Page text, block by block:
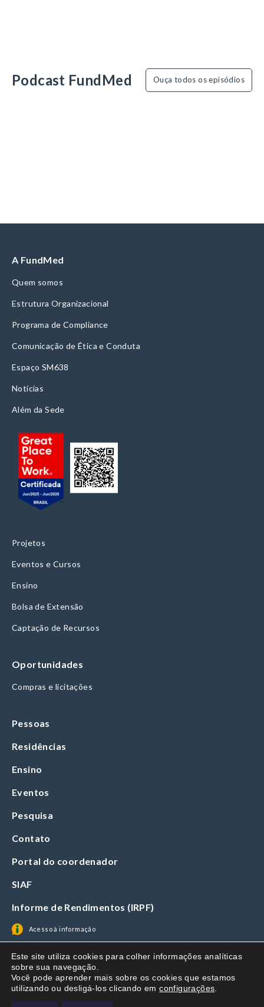
Podcast FundMed Ouça todos os episódios
A FundMed
Quem somos
Estrutura Organizacional
Programa de Compliance
Comunicação de Ética e Conduta
Espaço SM638
Notícias
Além da Sede
Projetos
Eventos e Cursos
Ensino
Bolsa de Extensão
Captação de Recursos
Oportunidades
Compras e licitações
Pessoas
Residências
Ensino
Eventos
Pesquisa
Contato
Portal do coordenador
SIAF
Informe de Rendimentos (IRPF)
Acesso à informação
Este site utiliza cookies para colher informações analíticas
sobre sua navegação.
Você pode aprender mais sobre os cookies que estamos
utilizando ou desligá-los clicando emconfigurações